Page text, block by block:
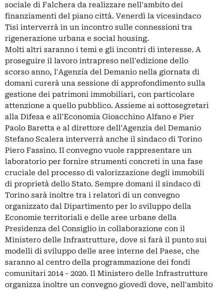
sociale di Falchera da realizzare nell'ambito dei
finanziamenti del piano città. Venerdì la vicesindaco
Tisi interverrà in un incontro sulle connessioni tra
rigenerazione urbana e social housing.
Molti altri saranno i temi e gli incontri di interesse. A
proseguire il lavoro intrapreso nell'edizione dello
scorso anno, l'Agenzia del Demanio nella giornata di
domani curerà una sessione di approfondimento sulla
gestione dei patrimoni immobiliari, con particolare
attenzione a quello pubblico. Assieme ai sottosegretari
alla Difesa e all'Economia Gioacchino Alfano e Pier
Paolo Baretta e al direttore dell'Agenzia del Demanio
Stefano Scalera interverrà anche il sindaco di Torino
Piero Fassino. Il convegno vuole rappresentare un
laboratorio per fornire strumenti concreti in una fase
cruciale del processo di valorizzazione degli immobili
di proprietà dello Stato. Sempre domani il sindaco di
Torino sarà inoltre tra i relatori di un convegno
organizzato dal Dipartimento per lo sviluppo della
Economie territoriali e delle aree urbane della
Presidenza del Consiglio in collaborazione con il
Ministero delle Infrastrutture, dove si farà il punto sui
modelli di sviluppo delle aree interne del Paese, che
saranno al centro della programmazione dei fondi
comunitari 2014 - 2020. Il Ministero delle Infrastrutture
organizza inoltre un convegno giovedì dove, nell'ambito